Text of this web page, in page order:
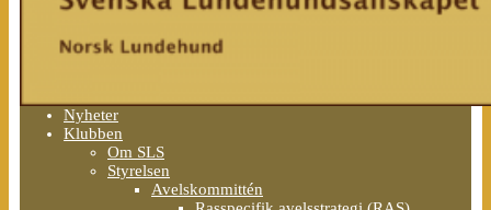
Nyheter
Klubben
Om SLS
Styrelsen
Avelskommittén